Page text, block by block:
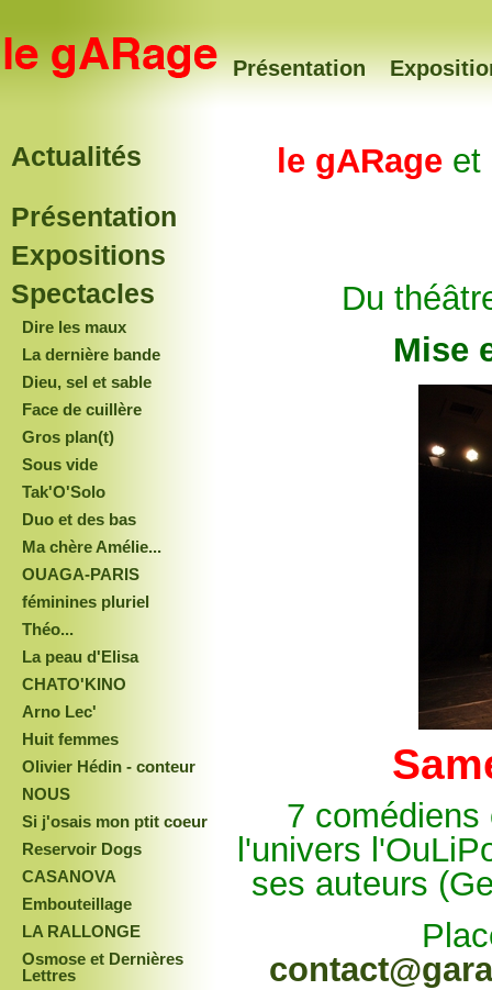
Présentation
Actualités
Présentation
Expositions
Spectacles
Dire les maux
La dernière bande
Dieu, sel et sable
Face de cuillère
Gros plan(t)
Sous vide
Tak'O'Solo
Duo et des bas
Ma chère Amélie...
OUAGA-PARIS
féminines pluriel
Théo...
La peau d'Elisa
CHATO'KINO
Arno Lec'
Huit femmes
Olivier Hédin - conteur
NOUS
Si j'osais mon ptit coeur
Reservoir Dogs
CASANOVA
Embouteillage
LA RALLONGE
Osmose et Dernières
Lettres
le gARage et
Du
Mise
7 comédiens
l'univers
ses auteurs